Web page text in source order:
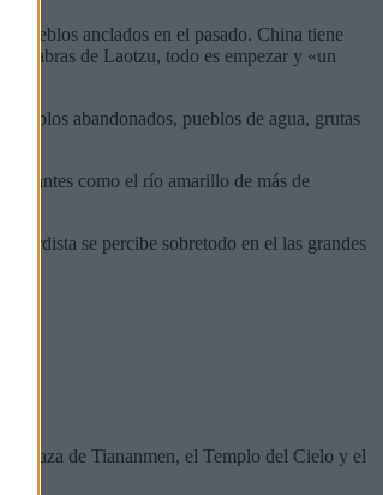
pueblos anclados en el pasado. China tiene
palabras de Laotzu, todo es empezar y «un
abandonados, pueblos de agua, grutas
como el río amarillo de más de
se percibe sobretodo en el las grandes
plaza de Tiananmen, el Templo del Cielo y el